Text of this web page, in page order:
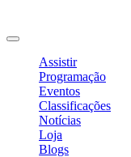
Assistir
Programação
Eventos
Classificações
Notícias
Loja
Blogs